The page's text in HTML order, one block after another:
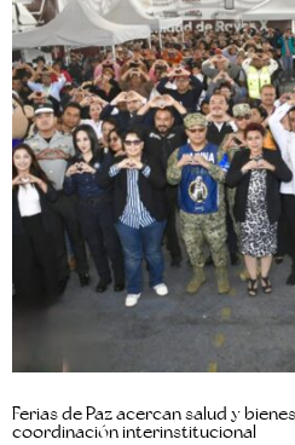
Ferias de Paz acercan salud y
coordinación interinstitucional